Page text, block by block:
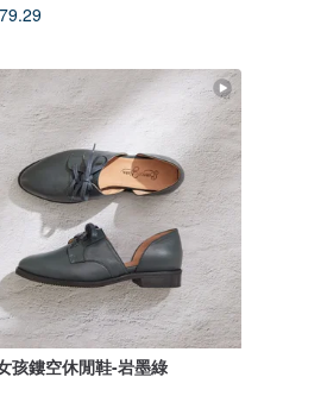
孩鏤空休閒鞋-岩墨綠